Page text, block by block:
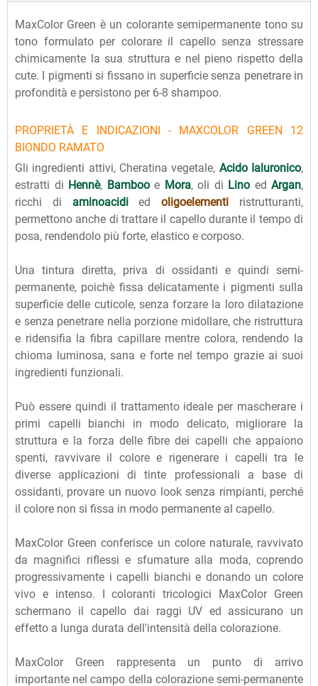
MaxColor Green è un colorante semipermanente tono su
tono formulato per colorare il capello senza stressare
chimicamente la sua struttura e nel pieno rispetto della
cute. I pigmenti si fissano in superficie senza penetrare in
profondità e persistono per 6-8 shampoo.
PROPRIETÀ E INDICAZIONI - MAXCOLOR GREEN 12
BIONDO RAMATO
Gli ingredienti attivi, Cheratina vegetale, Acido Ialuronico,
estratti di Hennè, Bambooe Mora, oli di Lino ed Argan,
ricchi di aminoacidiedoligoelementi ristrutturanti,
permettono anche di trattare il capello durante il tempo di
posa, rendendolo più forte, elastico e corposo.
Una tintura diretta, priva di ossidanti e quindi semi-
permanente, poichè fissa delicatamente i pigmenti sulla
superficie delle cuticole, senza forzare la loro dilatazione
e senza penetrare nella porzione midollare, che ristruttura
e ridensifia la fibra capillare mentre colora, rendendo la
chioma luminosa, sana e forte nel tempo grazie ai suoi
ingredienti funzionali.
Può essere quindi il trattamento ideale per mascherare i
primi capelli bianchi in modo delicato, migliorare la
struttura e la forza delle fibre dei capelli che appaiono
spenti, ravvivare il colore e rigenerare i capelli tra le
diverse applicazioni di tinte professionali a base di
ossidanti, provare un nuovo look senza rimpianti, perché
il colore non si fissa in modo permanente al capello.
MaxColor Green conferisce un colore naturale, ravvivato
da magnifici riflessi e sfumature alla moda, coprendo
progressivamente i capelli bianchi e donando un colore
vivo e intenso. I coloranti tricologici MaxColor Green
schermano il capello dai raggi UV ed assicurano un
effetto a lunga durata dell'intensità della colorazione.
MaxColor Green rappresenta un punto di arrivo
importante nel campo della colorazione semi-permanente